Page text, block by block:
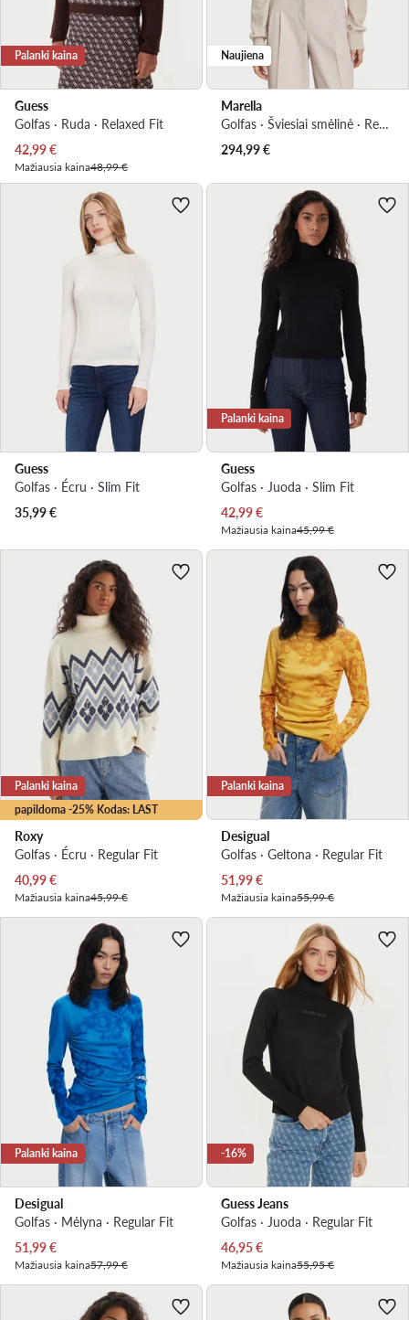
Palanki kaina
Guess
Golfas · Ruda · Relaxed Fit
Dabartinė kaina
42,99€
Mažiausia kaina48,99 €
Naujiena
Marella
Golfas · Šviesiai smėlinė · Regular Fit
294,99€
Guess
Golfas · Écru · Slim Fit
35,99€
Palanki kaina
Guess
Golfas · Juoda · Slim Fit
Dabartinė kaina
42,99€
Mažiausia kaina45,99 €
papildoma -25% Kodas: LAST
Palanki kaina
Roxy
Golfas · Écru · Regular Fit
Dabartinė kaina
40,99€
Mažiausia kaina45,99 €
Palanki kaina
Desigual
Golfas · Geltona · Regular Fit
Dabartinė kaina
51,99€
Mažiausia kaina55,99 €
Palanki kaina
Desigual
Golfas · Mėlyna · Regular Fit
Dabartinė kaina
51,99€
Mažiausia kaina57,99 €
-16%
Guess Jeans
Golfas · Juoda · Regular Fit
Dabartinė kaina
46,95€
Mažiausia kaina55,95 €